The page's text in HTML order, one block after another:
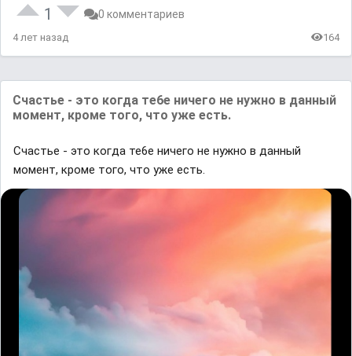
1 0 комментариев
4 лет назад 164
Счастье - это когда те6е ничего не нужно в данный
момент, кроме того, что уже есть.
Счастье - это когда те6е ничего не нужно в данный
момент, кроме того, что уже есть.